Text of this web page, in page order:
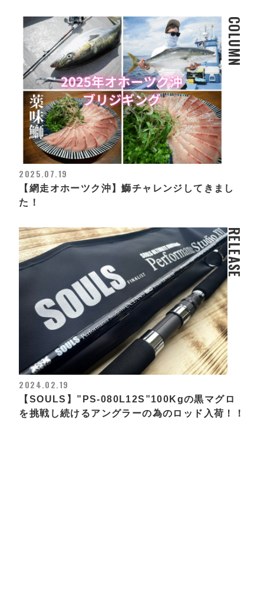
COLUMN
2025.07.19
【網走オホーツク沖】鰤チャレンジしてきまし
た！
RELEASE
2024.02.19
【SOULS】”PS-080L12S”100Kgの黒マグロ
を挑戦し続けるアングラーの為のロッド入荷！！